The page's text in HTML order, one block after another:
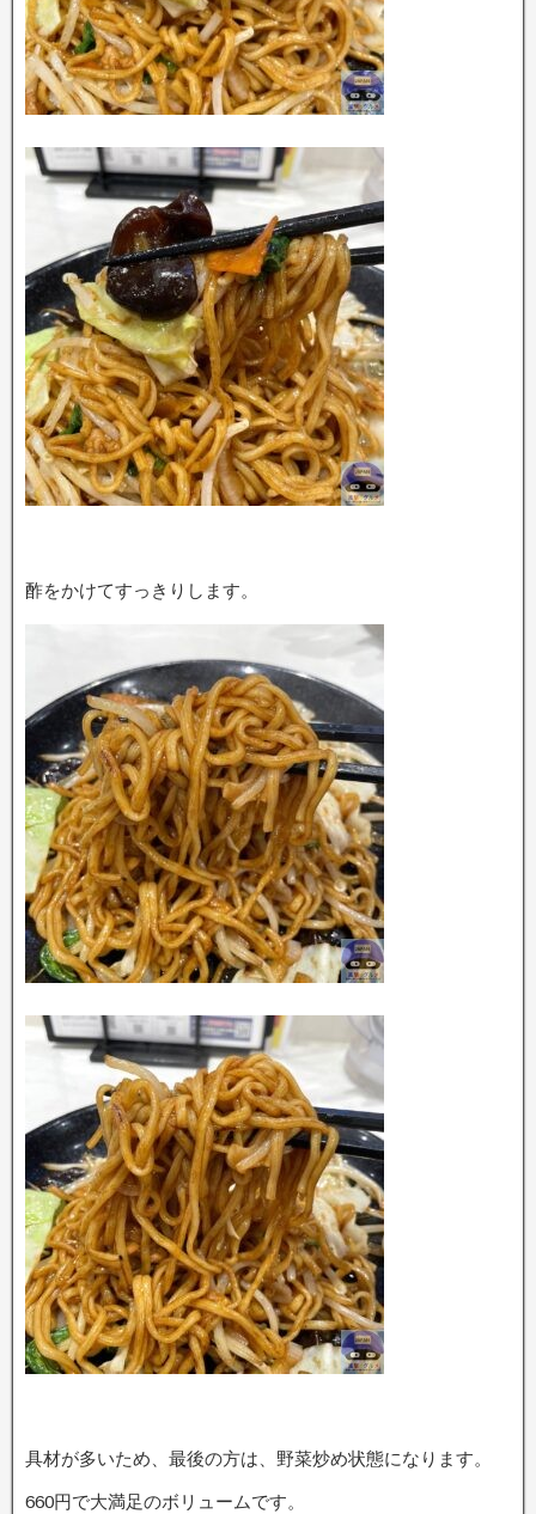
酢をかけてすっきりします。
具材が多いため、最後の方は、野菜炒め状態になります。
660円で大満足のボリュームです。